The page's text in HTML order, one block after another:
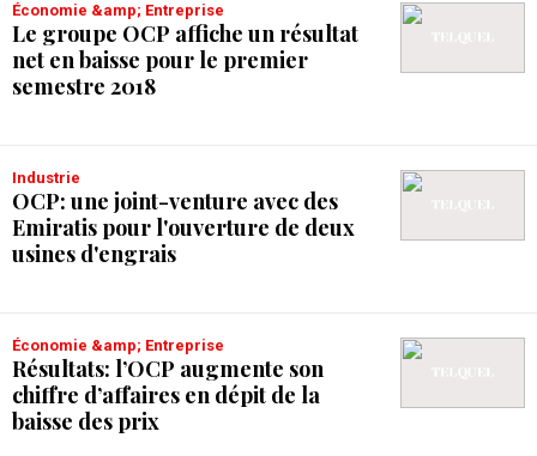
Économie &amp; Entreprise
Le groupe OCP affiche un résultat
net en baisse pour le premier
semestre 2018
Industrie
OCP: une joint-venture avec des
Emiratis pour l'ouverture de deux
usines d'engrais
Économie &amp; Entreprise
Résultats: l’OCP augmente son
chiffre d’affaires en dépit de la
baisse des prix